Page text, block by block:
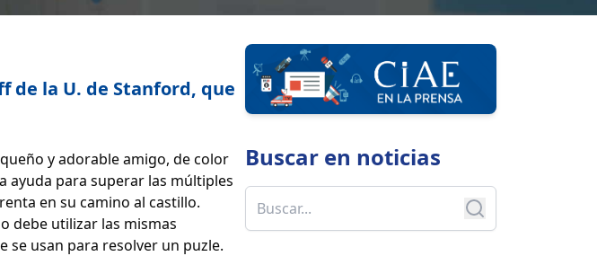
de la U. de Stanford, que
y adorable amigo, de color
ayuda para superar las múltiples
en su camino al castillo.
debe utilizar las mismas
se usan para resolver un puzle.
Buscar en noticias